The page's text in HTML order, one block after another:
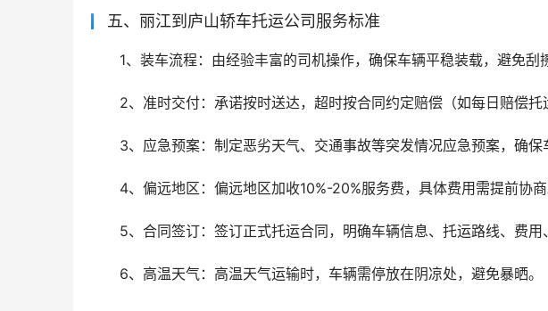
五、丽江到庐山轿车托运公司服务标准
1、装车流程：由经验丰富的司机操作，确保车辆平稳装载，避免刮
2、准时交付：承诺按时送达，超时按合同约定赔偿（如每日赔偿托
3、应急预案：制定恶劣天气、交通事故等突发情况应急预案，确保
4、偏远地区：偏远地区加收10%-20%服务费，具体费用需提前协商
5、合同签订：签订正式托运合同，明确车辆信息、托运路线、费用
6、高温天气：高温天气运输时，车辆需停放在阴凉处，避免暴晒。